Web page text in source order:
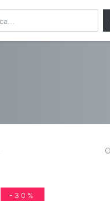
-30%